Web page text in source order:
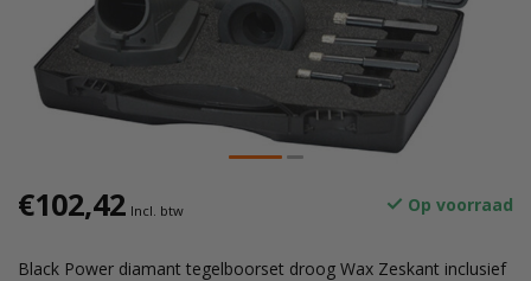
€102,42 Incl. btw Op voorraad
Black Power diamant tegelboorset droog Wax Zeskant inclusief